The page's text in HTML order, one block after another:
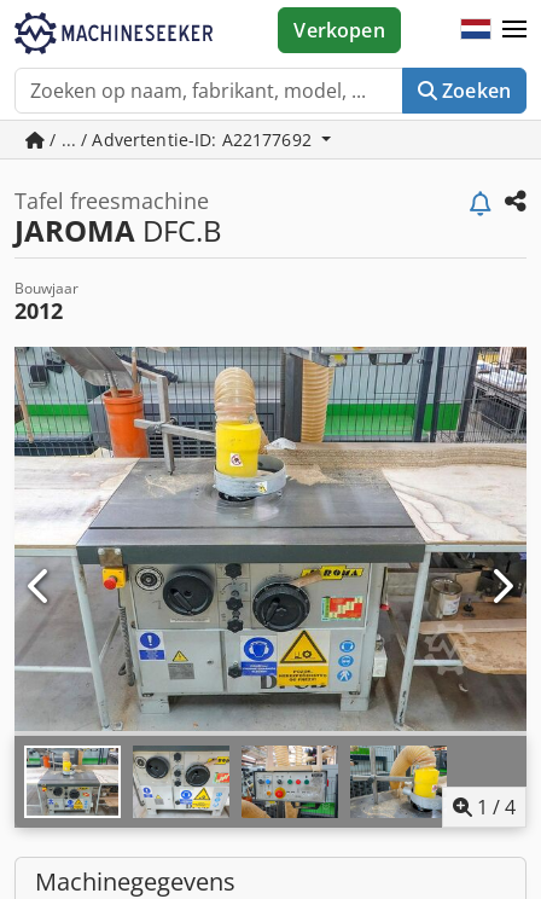
Zoeken
Verkopen
/ ... / Advertentie-ID: A22177692
Tafel freesmachine
JAROMA DFC.B
Bouwjaar
2012
1 /4
Machinegegevens